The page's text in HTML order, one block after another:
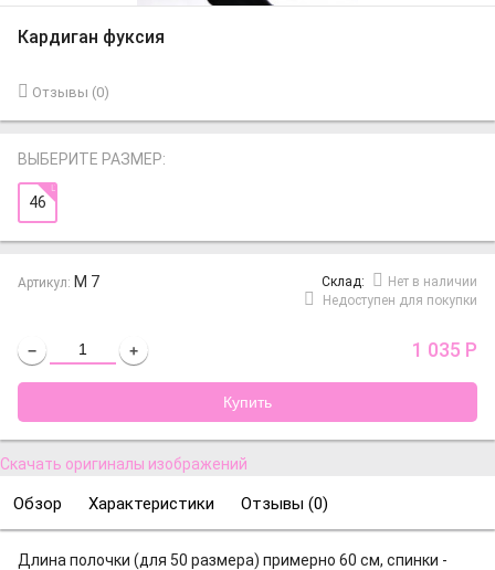
Кардиган фуксия
Отзывы (0)
ВЫБЕРИТЕ РАЗМЕР:
46
Артикул: М 7 Cклад:
Нет в наличии
Недоступен для покупки
− + 1 035 Р
Скачать оригиналы изображений
Обзор Характеристики Отзывы (0)
Длина полочки (для 50 размера) примерно 60 см, спинки -